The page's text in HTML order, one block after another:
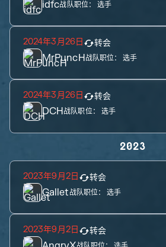
idfc战队职位： 选手
2024年3月26日 转会
MrPuncH战队职位： 选手
2024年3月26日 转会
DCH战队职位： 选手
2023
2023年9月2日 转会
Gallet战队职位： 选手
2023年9月2日 转会